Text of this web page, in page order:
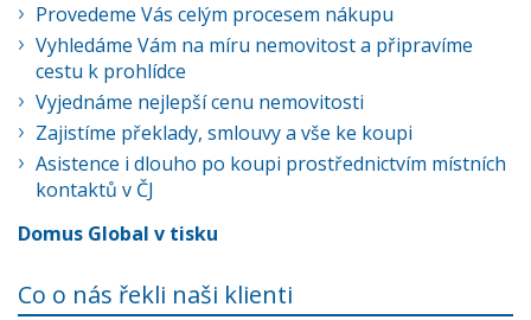
Provedeme Vás celým procesem nákupu
Vyhledáme Vám na míru nemovitost a připravíme
cestu k prohlídce
Vyjednáme nejlepší cenu nemovitosti
Zajistíme překlady, smlouvy a vše ke koupi
Asistence i dlouho po koupi prostřednictvím místních
kontaktů v ČJ
Domus Global v tisku
Co o nás řekli naši klienti